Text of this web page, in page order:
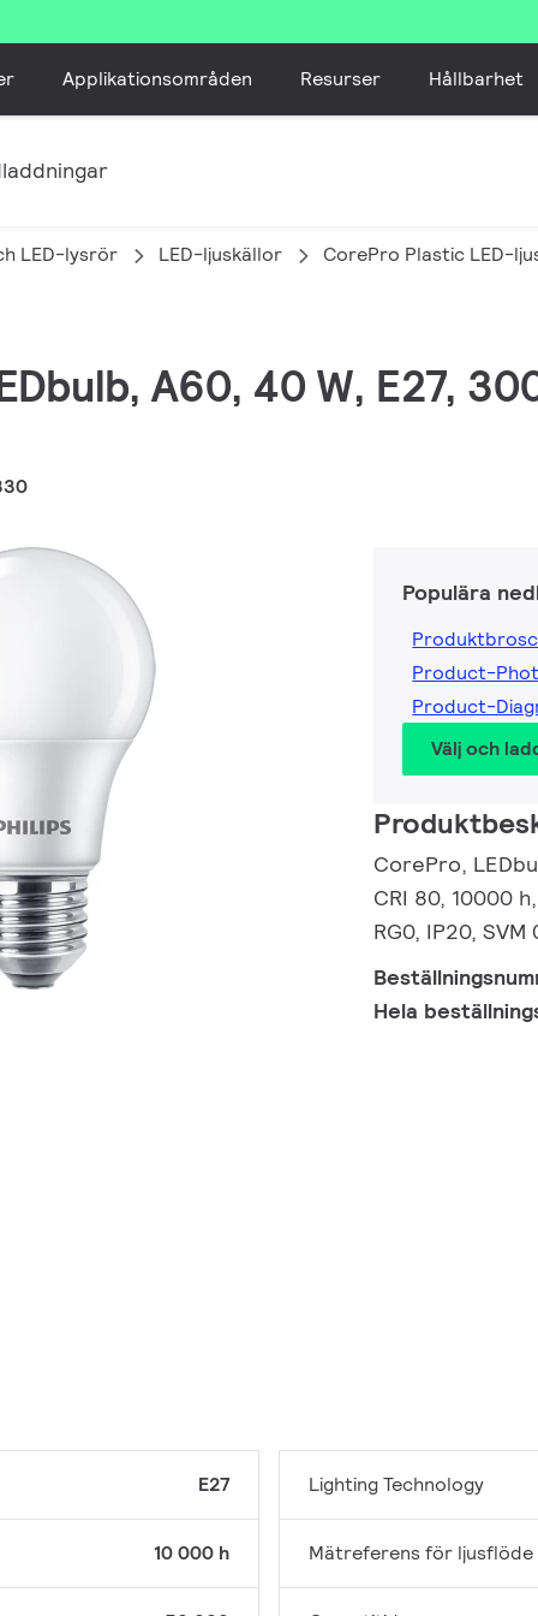
Applikationsområden Resurser Hållbarhet
LED-lysrör LED-ljuskällor CorePro Plastic LED-
A60, 40 W, E27,
Populära
Product-
Product-
Välj och
CorePro,
CRI 80, 10000
RG0, IP20, SVM
Hela
E27
10 000 h
Lighting Technology
Mätreferens för ljusflöde